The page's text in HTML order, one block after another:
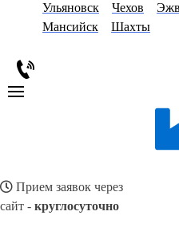
Ульяновск
Чехов
Мансийск
Шахты
Прием заявок через
сайт - круглосуточно